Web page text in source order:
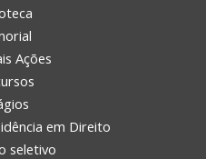
Ações
em Direito
seletivo